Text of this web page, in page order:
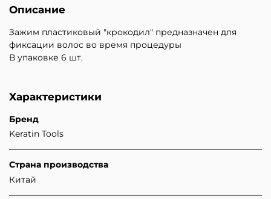
Описание
Зажим пластиковый "крокодил" предназначен для
фиксации волос во время процедуры
В упаковке 6 шт.
Характеристики
Бренд
Keratin Tools
Страна производства
Китай